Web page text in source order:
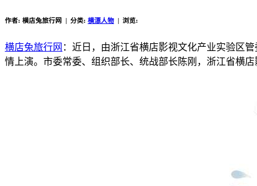
作者: 横店兔旅行网 | 分类: 横漂人物 | 浏览:
横店兔旅行网 ：近日，由浙江省横店影视文化产业实验区
情上演。市委常委、组织部长、统战部长陈刚，浙江省横